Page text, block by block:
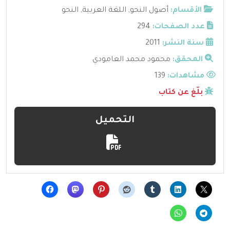
الأقسام: أصول النحو, اللغة العربية, النحو
عدد الصفحات: 294
سنة النشر: 2011
المحقق: محمود محمد العامودي
مشاهدات:
بلّغ عن كتاب
التحميل